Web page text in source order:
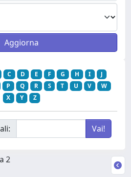
C D E F G H I
J
P Q R S T U V
W
X
Y Z
2